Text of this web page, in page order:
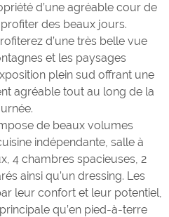
d’une agréable cour de
des beaux jours.
d’une très belle vue
et les paysages
plein sud offrant une
agréable tout au long de la
de beaux volumes
indépendante, salle à
4 chambres spacieuses, 2
ainsi qu’un dressing. Les
leur confort et leur potentiel,
qu’en pied-à-terre